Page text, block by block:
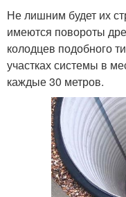
Не лишним будет их
имеются повороты
колодцев подобного
участках системы в
каждые 30 метров.